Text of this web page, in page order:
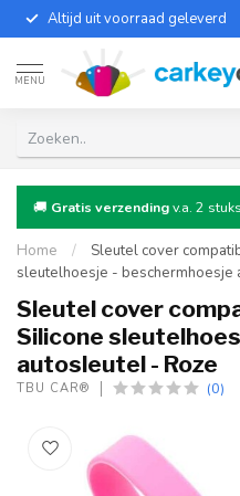
Altijd uit voorraad geleverd
MENU
🚚 Gratis verzendingv.a. 2
Home /
Sleutel cover
sleutelhoesje - beschermhoesje
Sleutel cover
Silicone
autosleutel - Roze
TBU CAR® (0)